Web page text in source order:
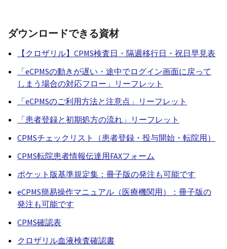
ダウンロードできる資材
【クロザリル】CPMS検査日・隔週移行日・祝日早見表
「eCPMSの動きが遅い・途中でログイン画面に戻って
しまう場合の対応フロー」リーフレット
「eCPMSのご利用方法と注意点」リーフレット
「患者登録と初期処方の流れ」リーフレット
CPMSチェックリスト（患者登録・投与開始・転院用）
CPMS転院患者情報伝達用FAXフォーム
ポケット版基準規定集：冊子版の発注も可能です
eCPMS簡易操作マニュアル（医療機関用）：冊子版の
発注も可能です
CPMS確認表
クロザリル血液検査確認書